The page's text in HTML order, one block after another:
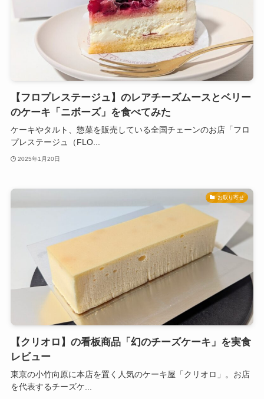
【フロプレステージュ】のレアチーズムースとベリー
のケーキ「ニボーズ」を食べてみた
ケーキやタルト、惣菜を販売している全国チェーンのお店「フロ
プレステージュ（FLO...
2025年1月20日
お取り寄せ
【クリオロ】の看板商品「幻のチーズケーキ」を実食
レビュー
東京の小竹向原に本店を置く人気のケーキ屋「クリオロ」。お店
を代表するチーズケ...